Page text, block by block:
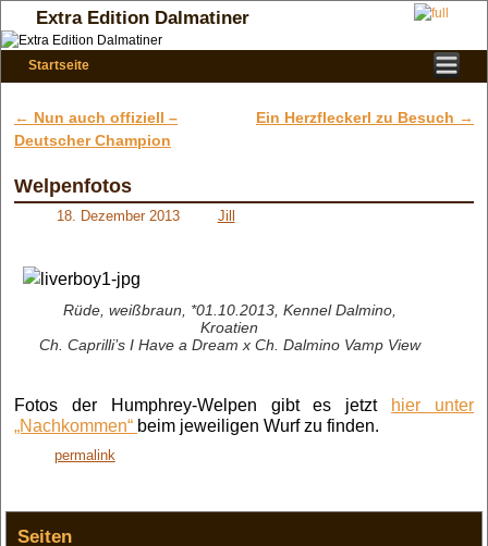
Extra Edition Dalmatiner
Startseite
Artikelnavigation
← Nun auch offiziell –
Deutscher Champion
Ein Herzfleckerl zu Besuch →
Welpenfotos
18. Dezember 2013 Jill
Rüde, weißbraun, *01.10.2013, Kennel Dalmino,
Kroatien
Ch. Caprilli’s I Have a Dream x Ch. Dalmino Vamp View
Fotos der Humphrey-Welpen gibt es jetzt
hier unter
„Nachkommen“ beim jeweiligen Wurf zu finden.
permalink
Seiten